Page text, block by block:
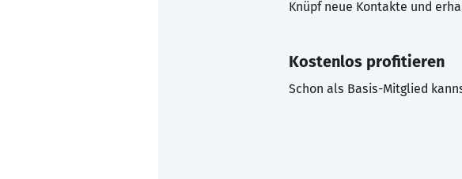
Knüpf neue Kontakte und
Kostenlos profitieren
Schon als Basis-Mitglied